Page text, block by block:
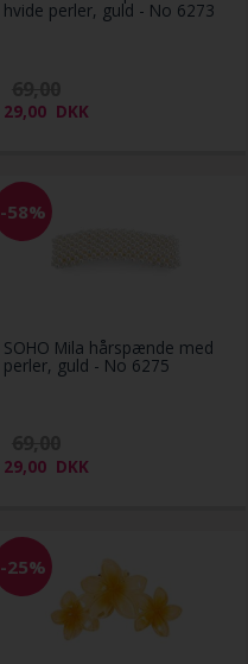
hvide perler, guld - No 6273
29,00 DKK
-58%
SOHO Mila hårspænde med
perler, guld - No 6275
29,00 DKK
-25%